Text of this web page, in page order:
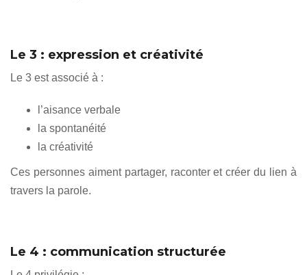
Le 3 : expression et créativité
Le 3 est associé à :
l’aisance verbale
la spontanéité
la créativité
Ces personnes aiment partager, raconter et créer du lien à
travers la parole.
Le 4 : communication structurée